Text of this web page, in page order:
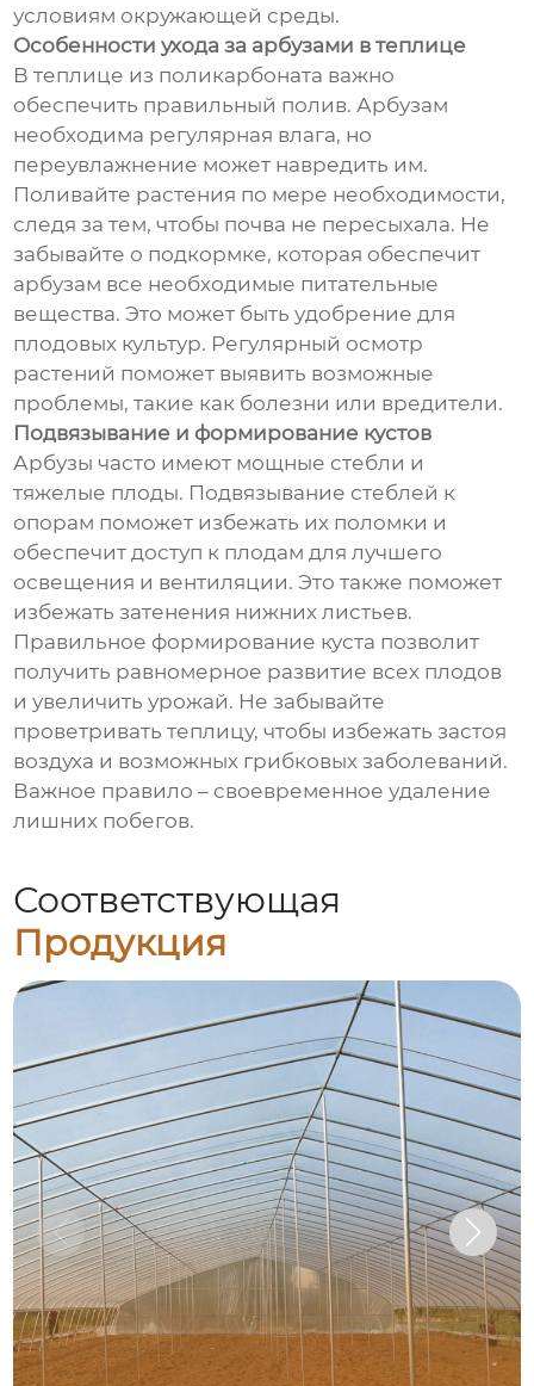
условиям окружающей среды.
Особенности ухода за арбузами в теплице
В теплице из поликарбоната важно
обеспечить правильный полив. Арбузам
необходима регулярная влага, но
переувлажнение может навредить им.
Поливайте растения по мере необходимости,
следя за тем, чтобы почва не пересыхала. Не
забывайте о подкормке, которая обеспечит
арбузам все необходимые питательные
вещества. Это может быть удобрение для
плодовых культур. Регулярный осмотр
растений поможет выявить возможные
проблемы, такие как болезни или вредители.
Подвязывание и формирование кустов
Арбузы часто имеют мощные стебли и
тяжелые плоды. Подвязывание стеблей к
опорам поможет избежать их поломки и
обеспечит доступ к плодам для лучшего
освещения и вентиляции. Это также поможет
избежать затенения нижних листьев.
Правильное формирование куста позволит
получить равномерное развитие всех плодов
и увеличить урожай. Не забывайте
проветривать теплицу, чтобы избежать застоя
воздуха и возможных грибковых заболеваний.
Важное правило – своевременное удаление
лишних побегов.
Соответствующая
Продукция